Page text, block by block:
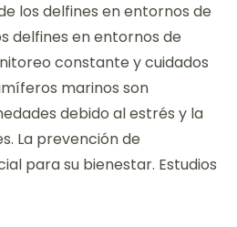
de
los
en
de
Festival:
cuidados
los delfines en entornos de
delfines en entornos de
constante y cuidados
marinos son
debido al estrés y la
La prevención de
para su bienestar. Estudios